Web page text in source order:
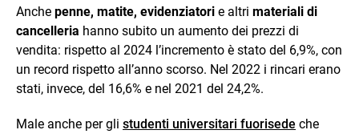
Anche penne, matite, evidenziatori e altri materiali di
cancelleria hanno subito un aumento dei prezzi di
vendita: rispetto al 2024 l’incremento è stato del 6,9%, con
un record rispetto all’anno scorso. Nel 2022 i rincari erano
stati, invece, del 16,6% e nel 2021 del 24,2%.
Male anche per gli studenti universitari fuorisede che